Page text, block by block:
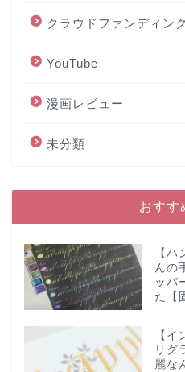
クラウドファンディン
YouTube
漫画レビュー
未分類
おすす
【
んの
ッパ
た【
【
リグ
麗な